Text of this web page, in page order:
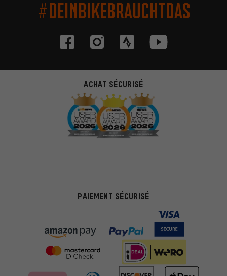
#DEINBIKEBRAUCHTDAS
ACHAT SÉCURISÉ
PAIEMENT SÉCURISÉ